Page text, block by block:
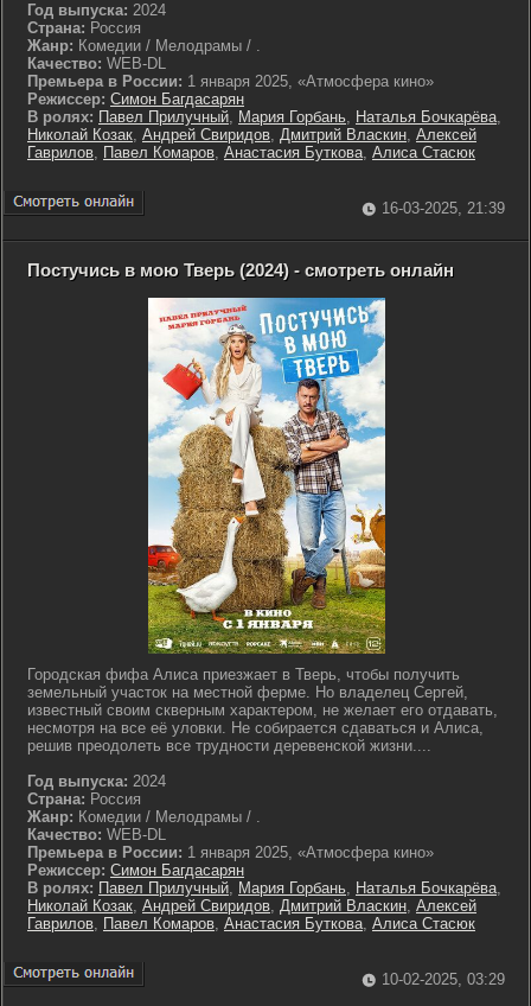
Год выпуска: 2024
Страна: Россия
Жанр: Комедии / Мелодрамы / .
Качество: WEB-DL
Премьера в России: 1 января 2025, «Атмосфера кино»
Режиссер: Симон Багдасарян
В ролях: Павел Прилучный, Мария Горбань, Наталья Бочкарёва,
Николай Козак, Андрей Свиридов, Дмитрий Власкин, Алексей
Гаврилов, Павел Комаров, Анастасия Буткова, Алиса Стасюк
16-03-2025, 21:39
Постучись в мою Тверь (2024) - смотреть онлайн
Городская фифа Алиса приезжает в Тверь, чтобы получить
земельный участок на местной ферме. Но владелец Сергей,
известный своим скверным характером, не желает его отдавать,
несмотря на все её уловки. Не собирается сдаваться и Алиса,
решив преодолеть все трудности деревенской жизни....
Год выпуска: 2024
Страна: Россия
Жанр: Комедии / Мелодрамы / .
Качество: WEB-DL
Премьера в России: 1 января 2025, «Атмосфера кино»
Режиссер: Симон Багдасарян
В ролях: Павел Прилучный, Мария Горбань, Наталья Бочкарёва,
Николай Козак, Андрей Свиридов, Дмитрий Власкин, Алексей
Гаврилов, Павел Комаров, Анастасия Буткова, Алиса Стасюк
10-02-2025, 03:29